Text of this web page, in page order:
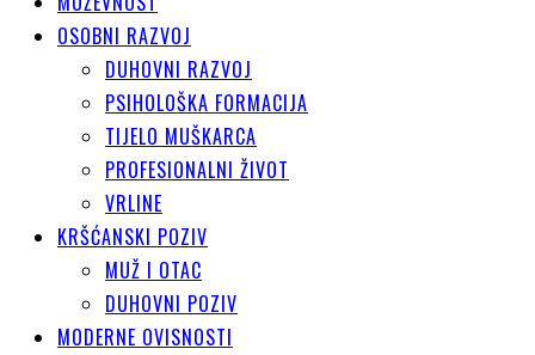
OSOBNI RAZVOJ
DUHOVNI RAZVOJ
PSIHOLOŠKA FORMACIJA
TIJELO MUŠKARCA
PROFESIONALNI ŽIVOT
VRLINE
KRŠĆANSKI POZIV
MUŽ I OTAC
DUHOVNI POZIV
MODERNE OVISNOSTI